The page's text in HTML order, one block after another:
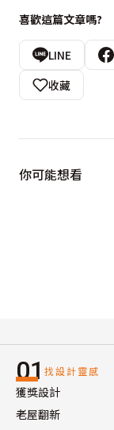
喜歡這篇文章嗎?
LINE
收藏
你可能想看
01 找設計靈感
獲獎設計
老屋翻新